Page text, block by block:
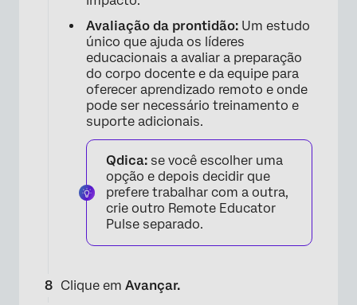
Avaliação da prontidão: Um estudo
único que ajuda os líderes
educacionais a avaliar a preparação
do corpo docente e da equipe para
oferecer aprendizado remoto e onde
pode ser necessário treinamento e
suporte adicionais.
Qdica: se você escolher uma
opção e depois decidir que
prefere trabalhar com a outra,
crie outro Remote Educator
Pulse separado.
Clique em Avançar.